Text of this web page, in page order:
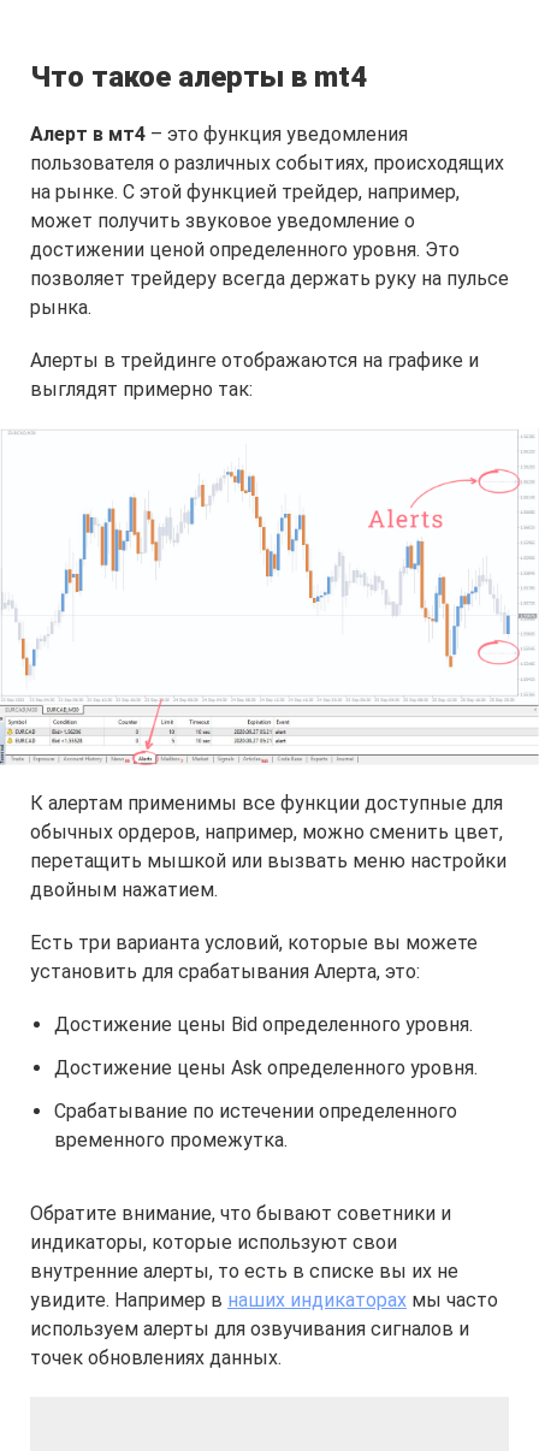
Что такое алерты в mt4
Алерт в мт4 – это функция уведомления
пользователя о различных событиях, происходящих
на рынке. С этой функцией трейдер, например,
может получить звуковое уведомление о
достижении ценой определенного уровня. Это
позволяет трейдеру всегда держать руку на пульсе
рынка.
Алерты в трейдинге отображаются на графике и
выглядят примерно так:
К алертам применимы все функции доступные для
обычных ордеров, например, можно сменить цвет,
перетащить мышкой или вызвать меню настройки
двойным нажатием.
Есть три варианта условий, которые вы можете
установить для срабатывания Алерта, это:
Достижение цены Bid определенного уровня.
Достижение цены Ask определенного уровня.
Срабатывание по истечении определенного
временного промежутка.
Обратите внимание, что бывают советники и
индикаторы, которые используют свои
внутренние алерты, то есть в списке вы их не
увидите. Например в наших индикаторах мы часто
используем алерты для озвучивания сигналов и
точек обновлениях данных.